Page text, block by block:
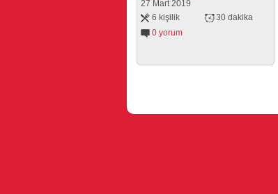
27 Mart 2019
6 kişilik
30 dakika
0 yorum